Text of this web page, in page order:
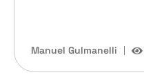
Manuel Gulmanelli